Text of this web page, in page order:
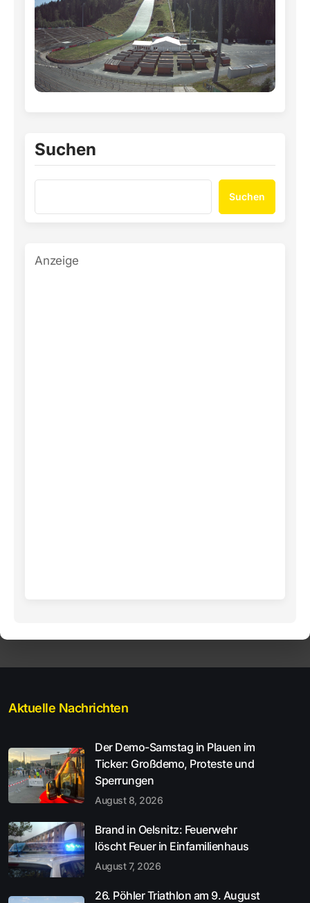
Suchen
Suchen
Anzeige
Aktuelle Nachrichten
Der Demo-Samstag in Plauen im
Ticker: Großdemo, Proteste und
Sperrungen
August 8, 2026
Brand in Oelsnitz: Feuerwehr
löscht Feuer in Einfamilienhaus
August 7, 2026
26. Pöhler Triathlon am 9. August